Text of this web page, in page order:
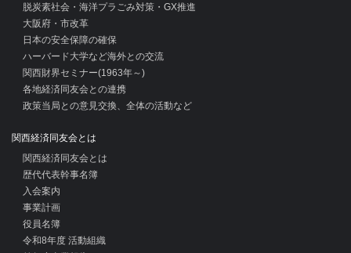
脱炭素社会・海洋プラごみ対策・GX推進
大阪府・市改革
日本の安全保障の確保
ハーバード大学など海外との交流
関西財界セミナー(1963年～)
各地経済同友会との連携
政策当局との意見交換、全体の活動など
関西経済同友会とは
関西経済同友会とは
歴代代表幹事名簿
入会案内
事業計画
役員名簿
令和8年度 活動組織